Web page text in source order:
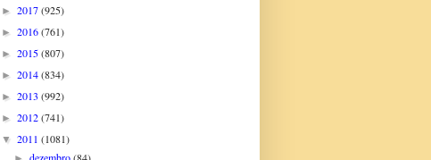
► 2017(925)
► 2016(761)
► 2015(807)
► 2014(834)
► 2013 (992)
► 2012(741)
▼ 2011 (1081)
dezembro(84)